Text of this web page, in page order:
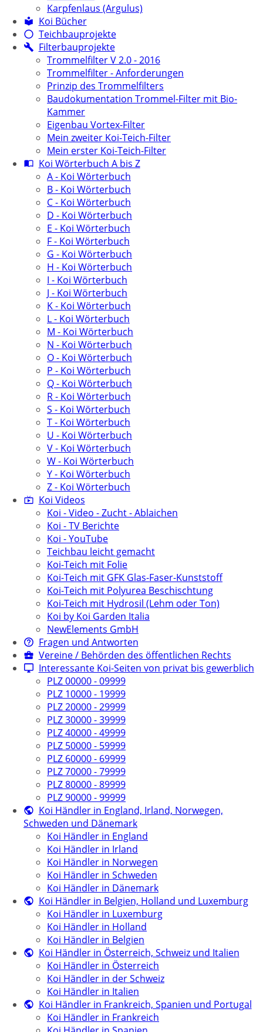
Karpfenlaus (Argulus)
Koi Bücher
Teichbauprojekte
Filterbauprojekte
Trommelfilter V 2.0 - 2016
Trommelfilter - Anforderungen
Prinzip des Trommelfilters
Baudokumentation Trommel-Filter mit Bio-
Kammer
Eigenbau Vortex-Filter
Mein zweiter Koi-Teich-Filter
Mein erster Koi-Teich-Filter
Koi Wörterbuch A bis Z
A - Koi Wörterbuch
B - Koi Wörterbuch
C - Koi Wörterbuch
D - Koi Wörterbuch
E - Koi Wörterbuch
F - Koi Wörterbuch
G - Koi Wörterbuch
H - Koi Wörterbuch
I - Koi Wörterbuch
J - Koi Wörterbuch
K - Koi Wörterbuch
L - Koi Wörterbuch
M - Koi Wörterbuch
N - Koi Wörterbuch
O - Koi Wörterbuch
P - Koi Wörterbuch
Q - Koi Wörterbuch
R - Koi Wörterbuch
S - Koi Wörterbuch
T - Koi Wörterbuch
U - Koi Wörterbuch
V - Koi Wörterbuch
W - Koi Wörterbuch
Y - Koi Wörterbuch
Z - Koi Wörterbuch
Koi Videos
Koi - Video - Zucht - Ablaichen
Koi - TV Berichte
Koi - YouTube
Teichbau leicht gemacht
Koi-Teich mit Folie
Koi-Teich mit GFK Glas-Faser-Kunststoff
Koi-Teich mit Polyurea Beschischtung
Koi-Teich mit Hydrosil (Lehm oder Ton)
Koi by Koi Garden Italia
NewElements GmbH
Fragen und Antworten
Vereine / Behörden des öffentlichen Rechts
Interessante Koi-Seiten von privat bis gewerblich
PLZ 00000 - 09999
PLZ 10000 - 19999
PLZ 20000 - 29999
PLZ 30000 - 39999
PLZ 40000 - 49999
PLZ 50000 - 59999
PLZ 60000 - 69999
PLZ 70000 - 79999
PLZ 80000 - 89999
PLZ 90000 - 99999
Koi Händler in England, Irland, Norwegen,
Schweden und Dänemark
Koi Händler in England
Koi Händler in Irland
Koi Händler in Norwegen
Koi Händler in Schweden
Koi Händler in Dänemark
Koi Händler in Belgien, Holland und Luxemburg
Koi Händler in Luxemburg
Koi Händler in Holland
Koi Händler in Belgien
Koi Händler in Österreich, Schweiz und Italien
Koi Händler in Österreich
Koi Händler in der Schweiz
Koi Händler in Italien
Koi Händler in Frankreich, Spanien und Portugal
Koi Händler in Frankreich